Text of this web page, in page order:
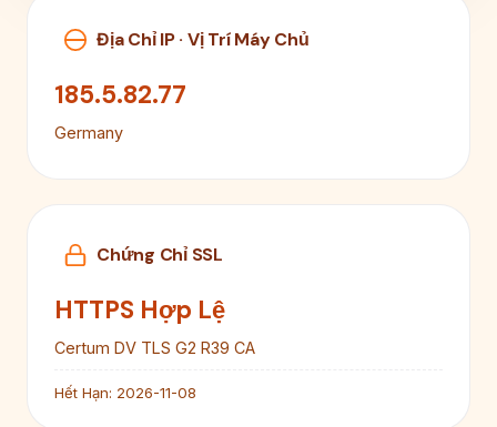
Địa Chỉ IP · Vị Trí Máy Chủ
185.5.82.77
Germany
Chứng Chỉ SSL
HTTPS Hợp Lệ
Certum DV TLS G2 R39 CA
Hết Hạn: 2026-11-08